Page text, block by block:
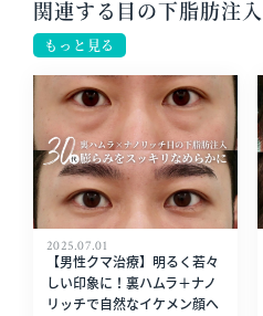
関連する目の下脂肪注
もっと見る
2025.07.01
【男性クマ治療】明るく若々
しい印象に！裏ハムラ＋ナノ
リッチで自然なイケメン顔へ